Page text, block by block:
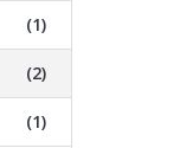
(1)
(2)
(1)